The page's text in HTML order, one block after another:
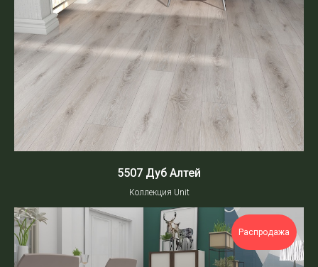
5507 Дуб Алтей
Коллекция Unit
Распродажа
Ламинат
О нас
Партнерам
Частые вопросы